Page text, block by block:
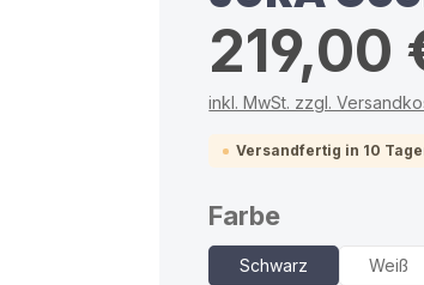
219,00
inkl. MwSt. zzgl.
Versandfertig in 10
Farbeauswählen
Schwarz Weiß